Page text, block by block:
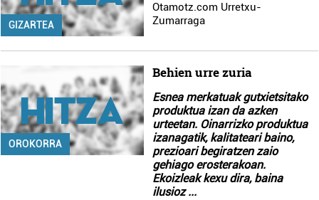
GIZARTEA
Otamotz.com Urretxu-
Zumarraga
OROKORRA
Behien urre zuria
Esnea merkatuak gutxietsitako
produktua izan da azken
urteetan. Oinarrizko produktua
izanagatik, kalitateari baino,
prezioari begiratzen zaio
gehiago erosterakoan.
Ekoizleak kexu dira, baina
ilusioz...